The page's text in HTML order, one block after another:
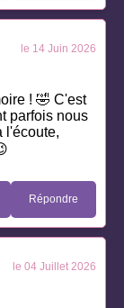
le 14 Juin 2026
! 🤣 C'est
parfois nous
l'écoute,
Répondre
le 04 Juillet 2026